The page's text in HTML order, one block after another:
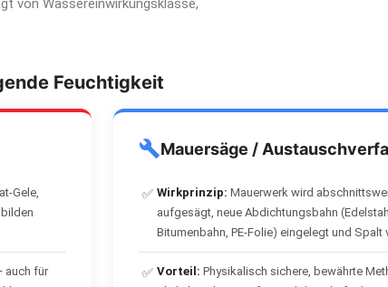
von Wassereinwirkungsklasse,
Feuchtigkeit
Gele,
auch für
Mauersäge /
✅ Wirkprinzip: Mauerwerk wird
aufgesägt, neue Abdichtungsbahn
Bitumenbahn, PE-Folie) eingelegt und Spalt
✅ Vorteil: Physikalisch sichere, bewährte